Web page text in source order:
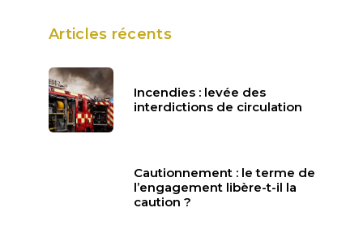
Articles récents
Incendies : levée des
interdictions de circulation
Cautionnement : le terme de
l’engagement libère-t-il la
caution ?